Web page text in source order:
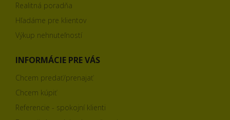
Realitná poradňa
Hľadáme pre klientov
Výkup nehnuteľností
INFORMÁCIE PRE VÁS
Chcem predať/prenajať
Chcem kúpiť
Referencie - spokojní klienti